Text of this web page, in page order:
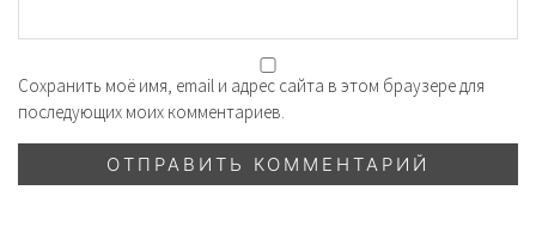
Сохранить моё имя, email и адрес сайта в этом браузере для
последующих моих комментариев.